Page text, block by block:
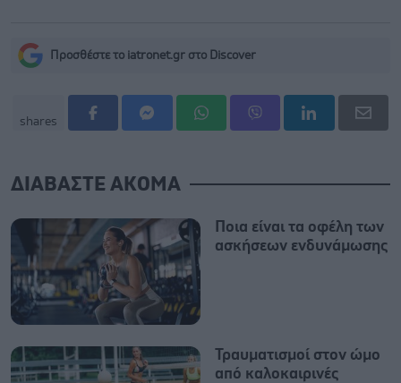
Προσθέστε το iatronet.gr στο Discover
shares
ΔΙΑΒΑΣΤΕ ΑΚΟΜΑ
Ποια είναι τα οφέλη των
ασκήσεων ενδυνάμωσης
Τραυματισμοί στον ώμο
από καλοκαιρινές